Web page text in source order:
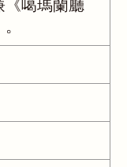
《噶瑪蘭廳